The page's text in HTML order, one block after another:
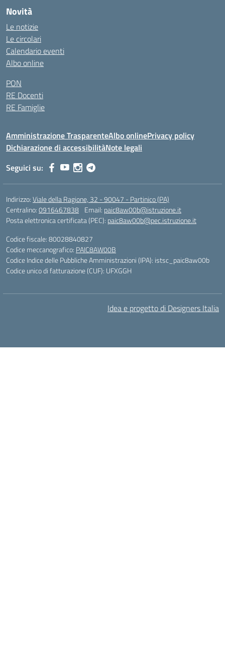
Novità
Le notizie
Le circolari
Calendario eventi
Albo online
PON
RE Docenti
RE Famiglie
Amministrazione TrasparenteAlbo onlinePrivacy policy
Dichiarazione di accessibilitàNote legali
Seguici su:
Indirizzo:Viale della Ragione, 32 - 90047 - Partinico (PA)
Centralino:0916467838 Email: paic8aw00b@istruzione.it
Posta elettronica certificata (PEC): paic8aw00b@pec.istruzione.it
Codice fiscale: 80028840827
Codice meccanografico: PAIC8AW00B
Codice Indice delle Pubbliche Amministrazioni (IPA): istsc_paic8aw00b
Codice unico di fatturazione (CUF): UFXGGH
Idea e progetto di Designers Italia